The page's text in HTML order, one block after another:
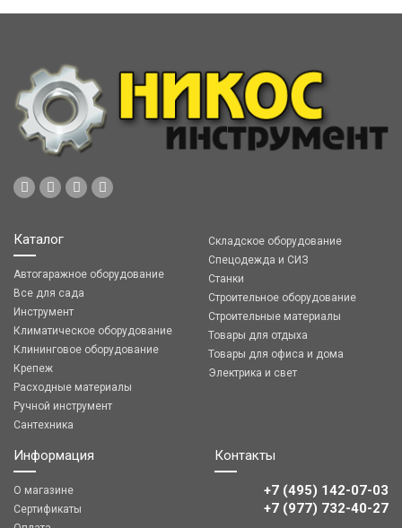
Каталог
Автогаражное оборудование
Все для сада
Инструмент
Климатическое оборудование
Клининговое оборудование
Крепеж
Расходные материалы
Ручной инструмент
Сантехника
Складское оборудование
Спецодежда и СИЗ
Станки
Строительное оборудование
Строительные материалы
Товары для отдыха
Товары для офиса и дома
Электрика и свет
Информация
О магазине
Сертификаты
Контакты
+7 (495) 142-07-03
‎‎+7 (977) 732-40-27